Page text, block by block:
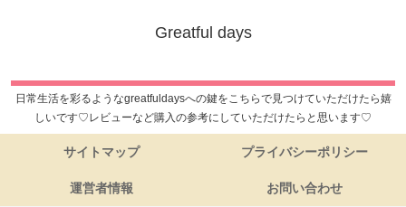
Greatful days
日常生活を彩るようなgreatfuldaysへの鍵をこちらで見つけていただけたら嬉
しいです♡レビューなど購入の参考にしていただけたらと思います♡
サイトマップ プライバシーポリシー
運営者情報 お問い合わせ